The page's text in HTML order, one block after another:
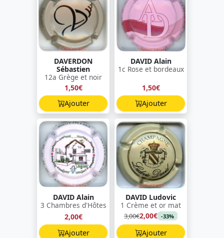
DAVERDON
Sébastien
12a Grège et noir
1,50€
Ajouter
DAVID Alain
1c Rose et bordeaux
1,50€
Ajouter
DAVID Alain
3 Chambres d'Hôtes
2,00€
Ajouter
DAVID Ludovic
1 Crème et or mat
3,00€2,00€ -33%
Ajouter